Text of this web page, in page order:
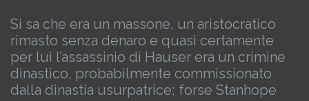
Si sa che era un massone, un aristocratico
rimasto senza denaro e quasi certamente
per lui l’assassinio di Hauser era un crimine
dinastico, probabilmente commissionato
dalla dinastia usurpatrice; forse Stanhope